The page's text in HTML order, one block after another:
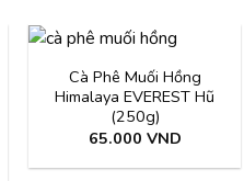
Cà Phê Muối Hồng
Himalaya EVEREST Hũ
(250g)
65.000 VND